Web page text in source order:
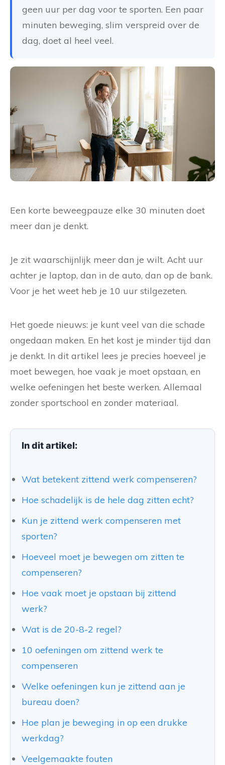
geen uur per dag voor te sporten. Een paar
minuten beweging, slim verspreid over de
dag, doet al heel veel.
Een korte beweegpauze elke 30 minuten doet
meer dan je denkt.
Je zit waarschijnlijk meer dan je wilt. Acht uur
achter je laptop, dan in de auto, dan op de bank.
Voor je het weet heb je 10 uur stilgezeten.
Het goede nieuws: je kunt veel van die schade
ongedaan maken. En het kost je minder tijd dan
je denkt. In dit artikel lees je precies hoeveel je
moet bewegen, hoe vaak je moet opstaan, en
welke oefeningen het beste werken. Allemaal
zonder sportschool en zonder materiaal.
In dit artikel:
Wat betekent zittend werk compenseren?
Hoe schadelijk is de hele dag zitten echt?
Kun je zittend werk compenseren met
sporten?
Hoeveel moet je bewegen om zitten te
compenseren?
Hoe vaak moet je opstaan bij zittend
werk?
Wat is de 20-8-2 regel?
10 oefeningen om zittend werk te
compenseren
Welke oefeningen kun je zittend aan je
bureau doen?
Hoe plan je beweging in op een drukke
werkdag?
Veelgemaakte fouten